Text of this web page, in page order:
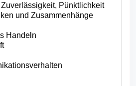
Pünktlichkeit
und Zusammenhänge
Handeln